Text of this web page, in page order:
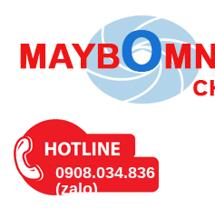
0908.034.836
(zalo)